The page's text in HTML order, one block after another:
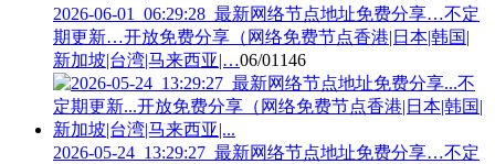
2026-06-01_06:29:28_最新网络节点地址免费分享…不定
期更新…开放免费分享（网络免费节点香港|日本|韩国|
新加坡|台湾|马来西亚|…06/01 146
2026-05-24_13:29:27_最新网络节点地址免费分享…不定